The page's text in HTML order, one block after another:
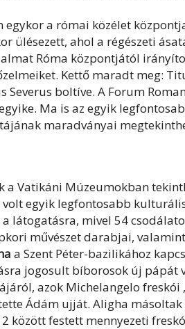
egykor a római közélet
ülésezett, ahol a régészeti
Róma központjától
Kettő maradt meg:
Severus boltíve. A Forum
Ma is az egyik
maradványai
a Vatikáni Múzeumokban
volt egyik legfontosabb
látogatásra, mivel 54
művészet darabjai,
a Szent Péter-bazilikához
jogosult bíborosok új pápát
azok Michelangelo freskói
Ádám ujját. Aligha másoltak
között festett mennyezeti